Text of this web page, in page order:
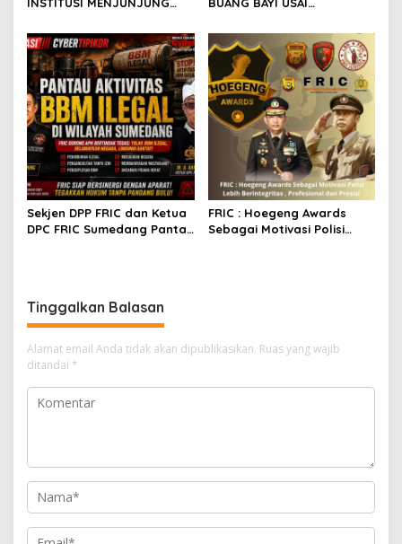
TEGAS TERHADAP ANGGOTA
YANG MELAKUKAN
PELANGGARAN
Sekjen DPP FRIC dan Ketua
DPC FRIC Sumedang Pantau
FRIC : Hoegeng Awards
Sebagai Motivasi Polisi
Tinggalkan Balasan
Alamat email Anda tidak akan dipublikasikan. Ruas yang wajib
ditandai *